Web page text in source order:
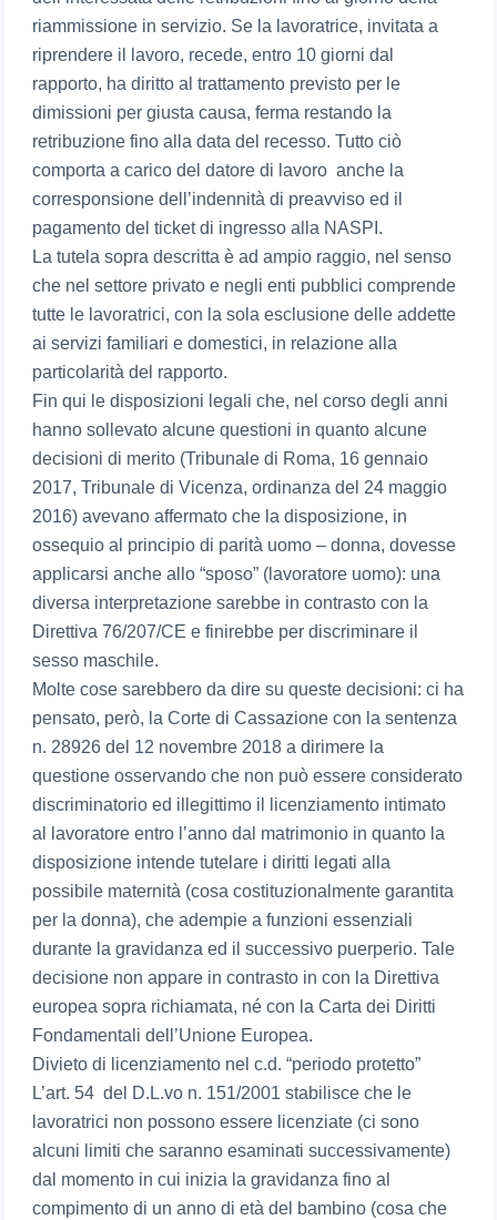
riammissione in servizio. Se la lavoratrice, invitata a
riprendere il lavoro, recede, entro 10 giorni dal
rapporto, ha diritto al trattamento previsto per le
dimissioni per giusta causa, ferma restando la
retribuzione fino alla data del recesso. Tutto ciò
comporta a carico del datore di lavoro anche la
corresponsione dell’indennità di preavviso ed il
pagamento del ticket di ingresso alla NASPI.
La tutela sopra descritta è ad ampio raggio, nel senso
che nel settore privato e negli enti pubblici comprende
tutte le lavoratrici, con la sola esclusione delle addette
ai servizi familiari e domestici, in relazione alla
particolarità del rapporto.
Fin qui le disposizioni legali che, nel corso degli anni
hanno sollevato alcune questioni in quanto alcune
decisioni di merito (Tribunale di Roma, 16 gennaio
2017, Tribunale di Vicenza, ordinanza del 24 maggio
2016) avevano affermato che la disposizione, in
ossequio al principio di parità uomo – donna, dovesse
applicarsi anche allo “sposo” (lavoratore uomo): una
diversa interpretazione sarebbe in contrasto con la
Direttiva 76/207/CE e finirebbe per discriminare il
sesso maschile.
Molte cose sarebbero da dire su queste decisioni: ci ha
pensato, però, la Corte di Cassazione con la sentenza
n. 28926 del 12 novembre 2018 a dirimere la
questione osservando che non può essere considerato
discriminatorio ed illegittimo il licenziamento intimato
al lavoratore entro l’anno dal matrimonio in quanto la
disposizione intende tutelare i diritti legati alla
possibile maternità (cosa costituzionalmente garantita
per la donna), che adempie a funzioni essenziali
durante la gravidanza ed il successivo puerperio. Tale
decisione non appare in contrasto in con la Direttiva
europea sopra richiamata, né con la Carta dei Diritti
Fondamentali dell’Unione Europea.
Divieto di licenziamento nel c.d. “periodo protetto”
L’art. 54 del D.L.vo n. 151/2001 stabilisce che le
lavoratrici non possono essere licenziate (ci sono
alcuni limiti che saranno esaminati successivamente)
dal momento in cui inizia la gravidanza fino al
compimento di un anno di età del bambino (cosa che